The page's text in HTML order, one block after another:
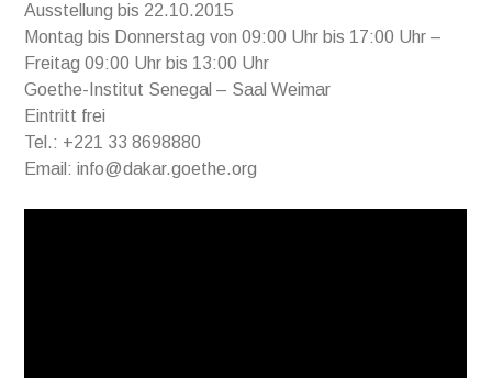
Ausstellung bis 22.10.2015
Montag bis Donnerstag von 09:00 Uhr bis 17:00 Uhr –
Freitag 09:00 Uhr bis 13:00 Uhr
Goethe-Institut Senegal – Saal Weimar
Eintritt frei
Tel.: +221 33 8698880
Email: info@dakar.goethe.org